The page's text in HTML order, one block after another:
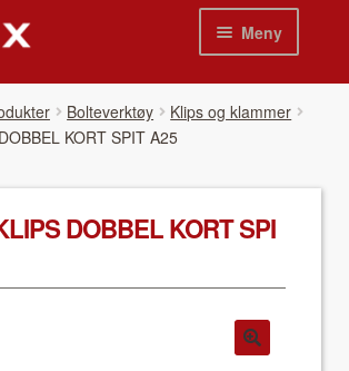
Meny
Bolteverktøy
Klips og klammer
KORT SPIT A25
DOBBEL KORT SPI